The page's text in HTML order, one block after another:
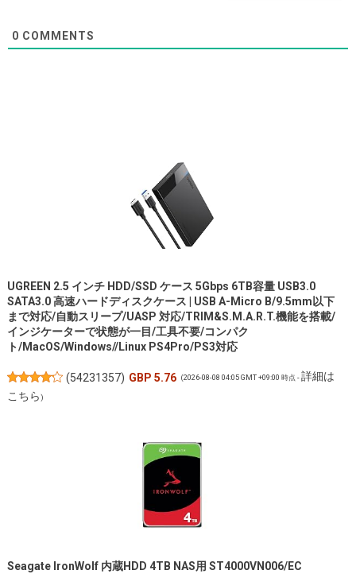
0 COMMENTS
UGREEN 2.5 インチ HDD/SSD ケース 5Gbps 6TB容量 USB3.0
SATA3.0 高速ハードディスクケース | USB A-Micro B/9.5mm以下
まで対応/自動スリープ/UASP 対応/TRIM&S.M.A.R.T.機能を搭載/
インジケーターで状態が一目/工具不要/コンパク
ト/MacOS/Windows//Linux PS4Pro/PS3対応
(54231357) GBP 5.76 (2026-08-08 04:05 GMT +09:00 時点 -詳細は
こちら)
Seagate IronWolf 内蔵HDD 4TB NAS用 ST4000VN006/EC